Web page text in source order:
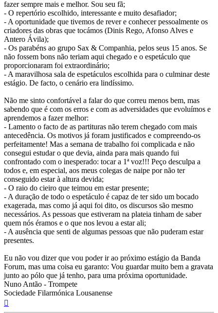
fazer sempre mais e melhor. Sou seu fã;
- O repertório escolhido, interessante e muito desafiador;
- A oportunidade que tivemos de rever e conhecer pessoalmente os
criadores das obras que tocámos (Dinis Rego, Afonso Alves e
Antero Ávila);
- Os parabéns ao grupo Sax & Companhia, pelos seus 15 anos. Se
não fossem bons não teriam aqui chegado e o espetáculo que
proporcionaram foi extraordinário;
- A maravilhosa sala de espetáculos escolhida para o culminar deste
estágio. De facto, o cenário era lindíssimo.
Não me sinto confortável a falar do que correu menos bem, mas
sabendo que é com os erros e com as adversidades que evoluímos e
aprendemos a fazer melhor:
- Lamento o facto de as partituras não terem chegado com mais
antecedência. Os motivos já foram justificados e compreendo-os
perfeitamente! Mas a semana de trabalho foi complicada e não
consegui estudar o que devia, ainda para mais quando fui
confrontado com o inesperado: tocar a 1ª voz!!! Peço desculpa a
todos e, em especial, aos meus colegas de naipe por não ter
conseguido estar à altura devida;
- O raio do cieiro que teimou em estar presente;
- A duração de todo o espetáculo é capaz de ter sido um bocado
exagerada, mas como já aqui foi dito, os discursos são mesmo
necessários. As pessoas que estiveram na plateia tinham de saber
quem nós éramos e o que nos levou a estar ali;
- A ausência que senti de algumas pessoas que não puderam estar
presentes.
Eu não vou dizer que vou poder ir ao próximo estágio da Banda
Forum, mas uma coisa eu garanto: Vou guardar muito bem a gravata
junto ao pólo que já tenho, para uma próxima oportunidade.
Nuno Antão - Trompete
Sociedade Filarmónica Lousanense